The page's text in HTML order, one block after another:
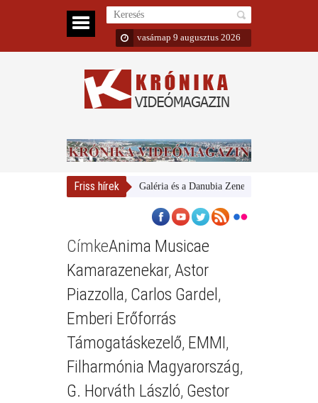
vasárnap 9 augusztus 2026
Friss hírek
Magyar Nemzeti Galéria és a Danubia Zenekar
CímkeAnima Musicae
Kamarazenekar, Astor
Piazzolla, Carlos Gardel ,
Emberi Erőforrás
Támogatáskezelő, EMMI,
Filharmónia Magyarország,
G. Horváth László, Gestor